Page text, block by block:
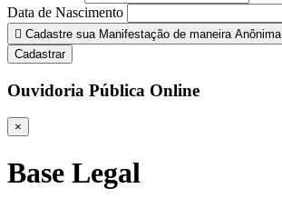
Data de Nascimento
Cadastre sua Manifestação de maneira Anônima
Cadastrar
Ouvidoria Pública Online
×
Base Legal